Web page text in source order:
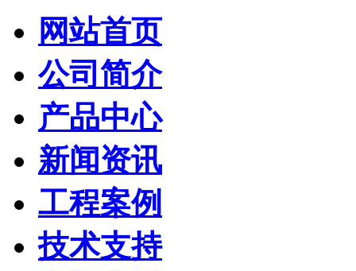
网站首页
公司简介
产品中心
新闻资讯
工程案例
技术支持